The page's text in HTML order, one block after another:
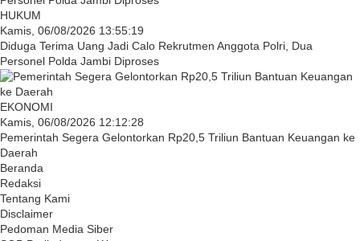
HUKUM
Kamis, 06/08/2026 13:55:19
Diduga Terima Uang Jadi Calo Rekrutmen Anggota Polri, Dua
Personel Polda Jambi Diproses
EKONOMI
Kamis, 06/08/2026 12:12:28
Pemerintah Segera Gelontorkan Rp20,5 Triliun Bantuan Keuangan ke
Daerah
Beranda
Redaksi
Tentang Kami
Disclaimer
Pedoman Media Siber